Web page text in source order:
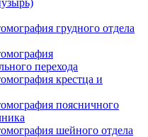
грудного отдела
перехода
крестца и
поясничного
шейного отдела